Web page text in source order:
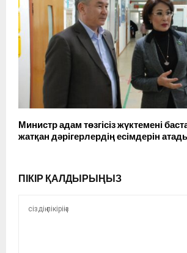
Министр адам төзгісіз жүктемені
жатқан дәрігерлердің есімдерін
ПІКІР ҚАЛДЫРЫҢЫЗ